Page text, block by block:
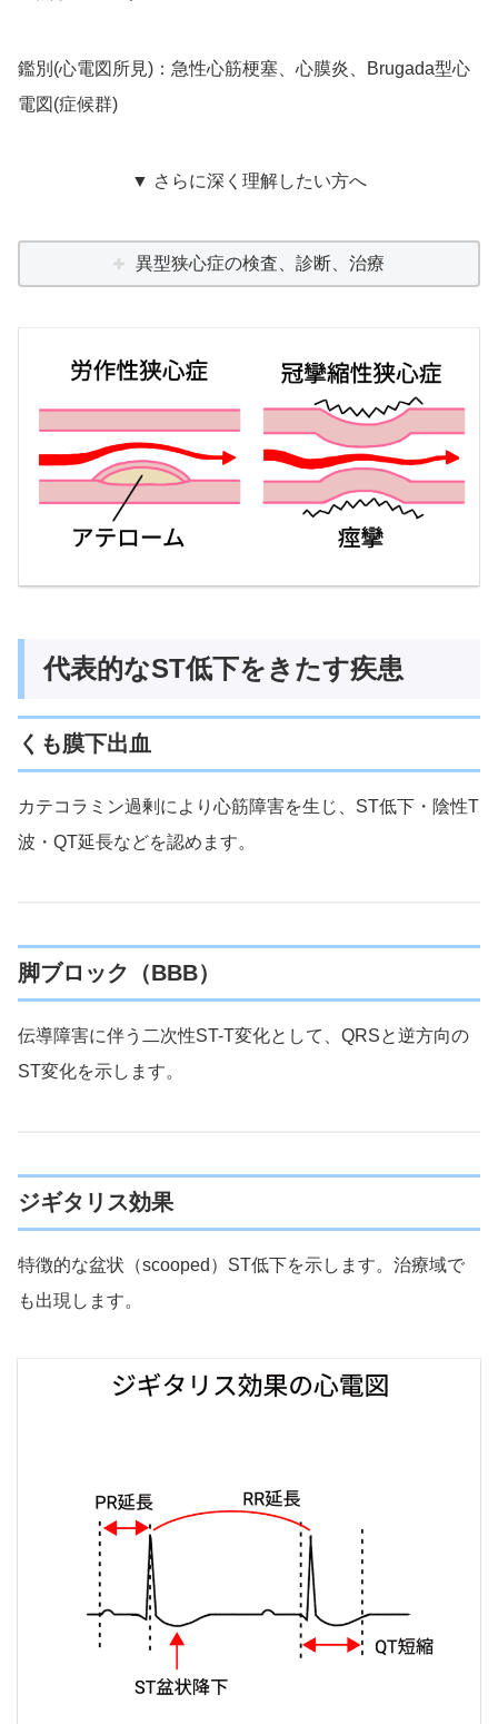
鑑別(心電図所見)：急性心筋梗塞、心膜炎、Brugada型心
電図(症候群)
▼ さらに深く理解したい方へ
異型狭心症の検査、診断、治療
代表的なST低下をきたす疾患
くも膜下出血
カテコラミン過剰により心筋障害を生じ、ST低下・陰性T
波・QT延長などを認めます。
脚ブロック（BBB）
伝導障害に伴う二次性ST-T変化として、QRSと逆方向の
ST変化を示します。
ジギタリス効果
特徴的な盆状（scooped）ST低下を示します。治療域で
も出現します。